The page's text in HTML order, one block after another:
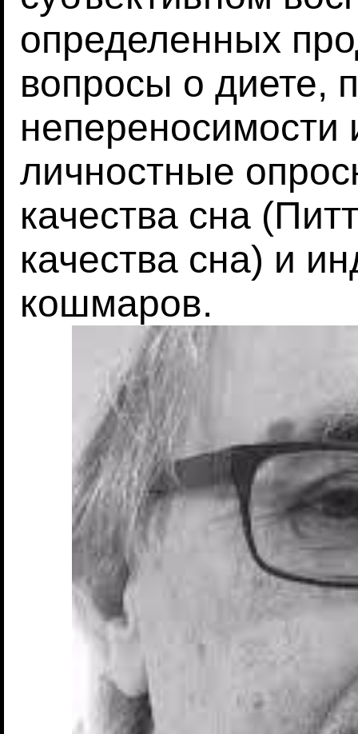
определенных
вопросы о диете,
непереносимости
личностные
качества сна
качества сна) и
кошмаров.